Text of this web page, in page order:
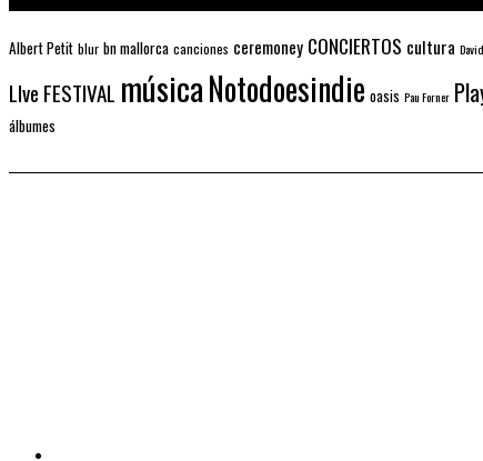
Albert Petit blur bn mallorca canciones ceremoney CONCIERTOS cultura
LIve FESTIVAL músicaNotodoesindie oasis Pau Forner
álbumes